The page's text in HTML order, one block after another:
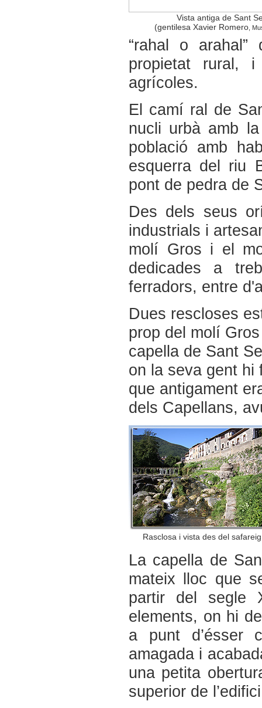
Vista antiga de Sant
(gentilesa Xavier Romero,
“rahal o
propietat rural,
agrícoles.
El camí ral de
nucli urbà amb
població amb
esquerra del riu
pont de pedra de
Des dels seus
industrials i
molí Gros i el
dedicades a
ferradors, entre
Dues rescloses
prop del molí
capella de Sant
on la seva gent hi
que antigament
dels Capellans,
Rasclosa i vista des del safareig
La capella de
mateix lloc que
partir del segle
elements, on hi
a punt d’ésser
amagada i
una petita
superior de